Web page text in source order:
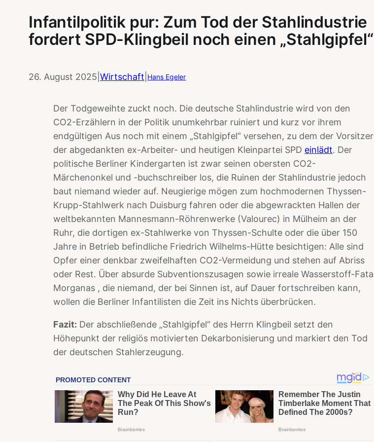
Infantilpolitik pur: Zum Tod der Stahlindustrie
fordert SPD-Klingbeil noch einen „Stahlgipfel“
26. August 2025 Wirtschaft Hans Egeler
Der Todgeweihte zuckt noch. Die deutsche Stahlindustrie wird von den
CO2-Erzählern in der Politik unumkehrbar ruiniert und kurz vor ihrem
endgültigen Aus noch mit einem „Stahlgipfel“ versehen, zu dem der Vorsitzer
der abgedankten ex-Arbeiter- und heutigen Kleinpartei SPD einlädt. Der
politische Berliner Kindergarten ist zwar seinen obersten CO2-
Märchenonkel und -buchschreiber los, die Ruinen der Stahlindustrie jedoch
baut niemand wieder auf. Neugierige mögen zum hochmodernen Thyssen-
Krupp-Stahlwerk nach Duisburg fahren oder die abgewrackten Hallen der
weltbekannten Mannesmann-Röhrenwerke (Valourec) in Mülheim an der
Ruhr, die dortigen ex-Stahlwerke von Thyssen-Schulte oder die über 150
Jahre in Betrieb befindliche Friedrich Wilhelms-Hütte besichtigen: Alle sind
Opfer einer denkbar zweifelhaften CO2-Vermeidung und stehen auf Abriss
oder Rest. Über absurde Subventionszusagen sowie irreale Wasserstoff-Fata
Morganas , die niemand, der bei Sinnen ist, auf Dauer fortschreiben kann,
wollen die Berliner Infantilisten die Zeit ins Nichts überbrücken.
Fazit: Der abschließende „Stahlgipfel“ des Herrn Klingbeil setzt den
Höhepunkt der religiös motivierten Dekarbonisierung und markiert den Tod
der deutschen Stahlerzeugung.